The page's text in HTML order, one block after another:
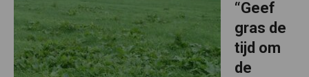
“Geef
gras de
tijd om
de